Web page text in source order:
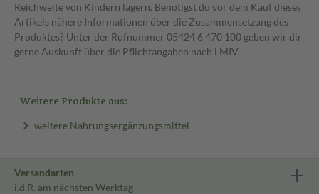
Reichweite von Kindern lagern. Benötigst du vor dem Kauf dieses
Artikels nähere Informationen über die Zusammensetzung des
Produktes? Unter der Rufnummer 05424 6 470 100 geben wir dir
gerne Auskunft über die Pflichtangaben nach LMIV.
Weitere Produkte aus:
weitere Nahrungsergänzungsmittel
Versandarten
i.d.R. am nächsten Werktag